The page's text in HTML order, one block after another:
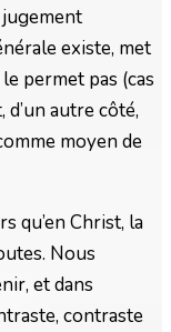
existe, met
permet pas (cas
autre côté,
moyen de
qu’en Christ, la
Nous
et dans
contraste